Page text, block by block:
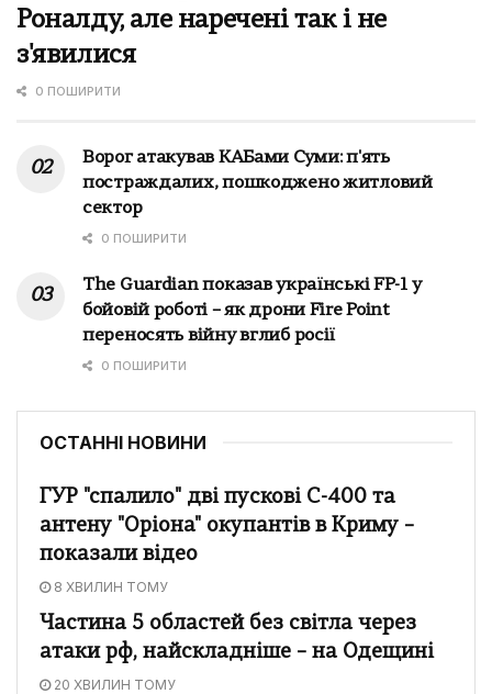
Роналду, але наречені так і не
з'явилися
0 ПОШИРИТИ
Ворог атакував КАБами Суми: п'ять
постраждалих, пошкоджено житловий
сектор
0 ПОШИРИТИ
The Guardian показав українські FP-1 у
бойовій роботі – як дрони Fire Point
переносять війну вглиб росії
0 ПОШИРИТИ
ОСТАННІ НОВИНИ
ГУР "спалило" дві пускові С-400 та
антену "Оріона" окупантів в Криму –
показали відео
8 ХВИЛИН ТОМУ
Частина 5 областей без світла через
атаки рф, найскладніше – на Одещині
20 ХВИЛИН ТОМУ